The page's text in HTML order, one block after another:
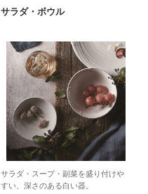
サラダ・ボウル
サラダ・スープ・副菜を盛り付けや
すい、深さのある白い器。